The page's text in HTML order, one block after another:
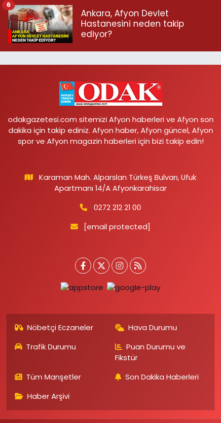
Ankara, Afyon Devlet
Hastanesini neden takip
ediyor?
6
odakgazetesi.com sitemizi Afyon haberleri ve Afyon son
dakika için takip ediniz. Afyon haber, Afyon güncel, Afyon
spor ve Afyon magazin haberleri için bizi takip edin!
Karaman Mah. Alparslan Türkeş Bulvarı, Ufuk
Apartmanı 14/A Afyonkarahisar
0272 212 21 00
[email protected]
Nöbetçi Eczaneler
Hava Durumu
Trafik Durumu
Puan Durumu ve
Fikstür
Tüm Manşetler
Son Dakika Haberleri
Haber Arşivi